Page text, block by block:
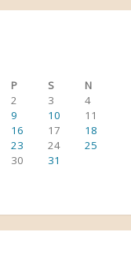
P S
N
2 3
4
9 10
11
16 17
18
23 24
25
30 31